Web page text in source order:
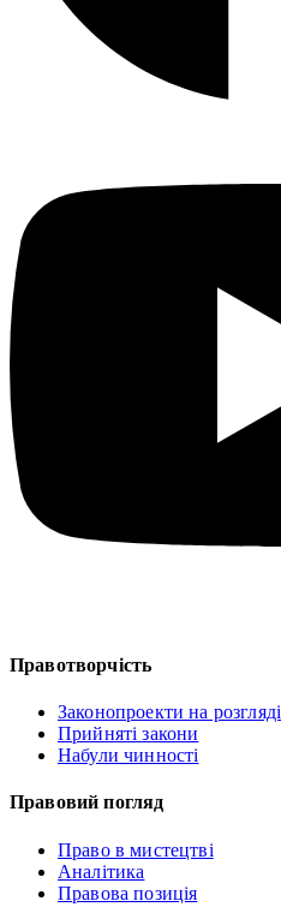
Правотворчість
Законопроекти на розгляді
Прийняті закони
Набули чинності
Правовий погляд
Право в мистецтві
Аналітика
Правова позиція